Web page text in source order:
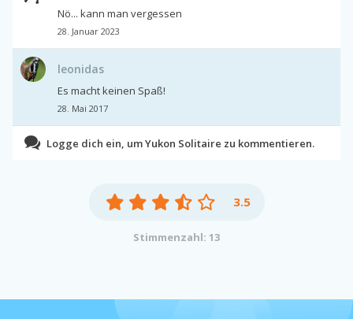
Nö... kann man vergessen
28. Januar 2023
leonidas
Es macht keinen Spaß!
28. Mai 2017
Logge dich ein, um Yukon Solitaire zu kommentieren.
3.5
Stimmenzahl: 13